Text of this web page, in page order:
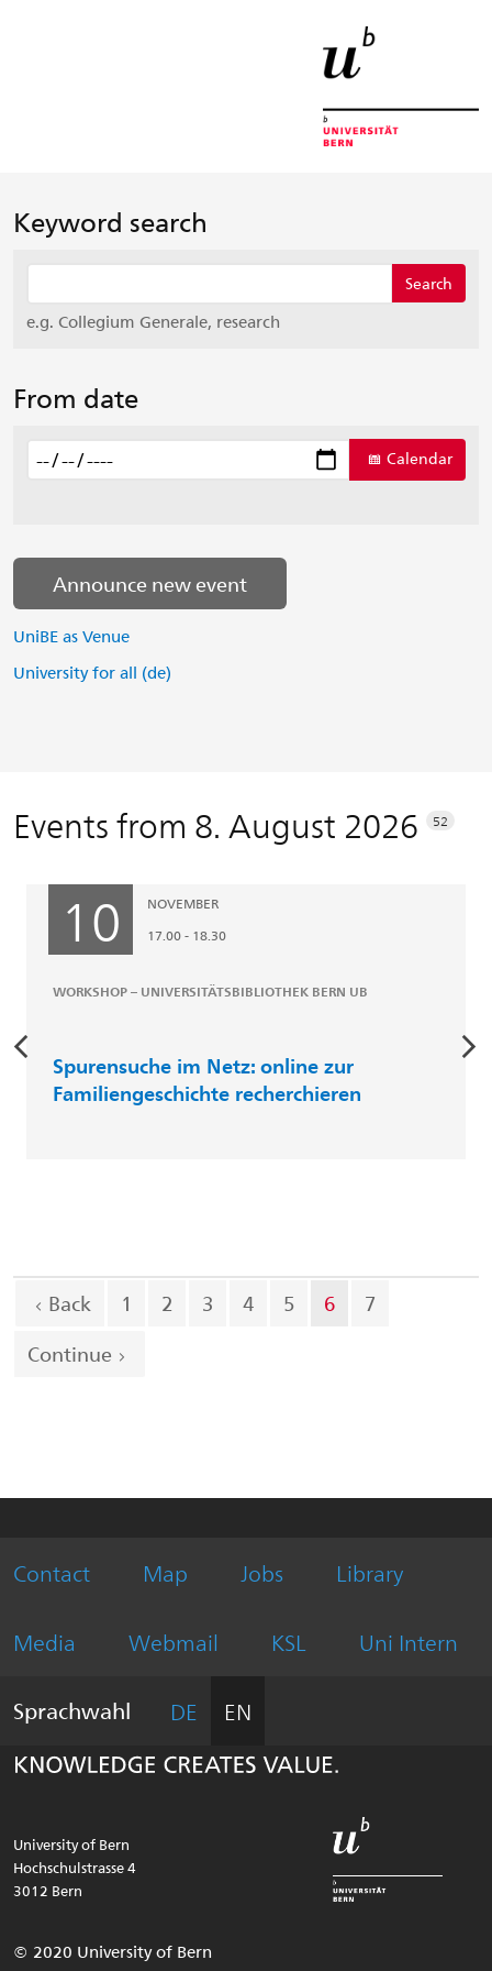
Keyword search
Search
e.g. Collegium Generale, research
From date
Search by date Calendar
Announce new event
UniBE as Venue
University for all (de)
Events from 8. August 2026 52
WORKSHOP – UNIVERSITÄTSBIBLIOTHEK BERN UB
Spurensuche im Netz: online zur
Familiengeschichte recherchieren
10
NOVEMBER
17.00 - 18.30
Zurück
Back 1 2 3 4 5 6
7
Continue
Weitere
über
Webauftritt
Contact Map Jobs Library
Media Webmail KSL Uni Intern
Sprachwahl DE EN
Rechtliches
© 2020 University of Bern
Unsere
University of Bern
Hochschulstrasse 4
3012 Bern